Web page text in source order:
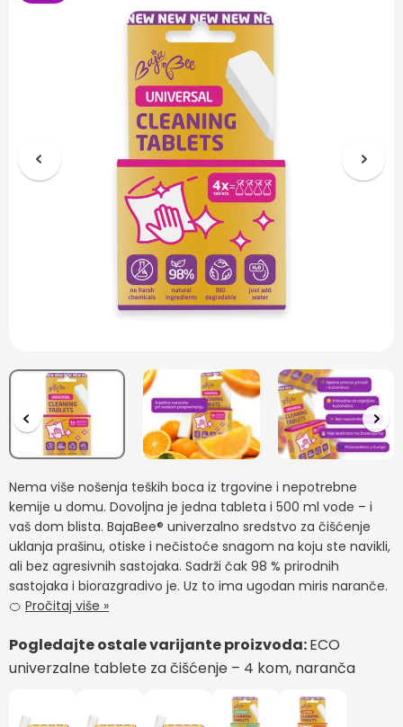
Nema više nošenja teških boca iz trgovine i nepotrebne
kemije u domu. Dovoljna je jedna tableta i 500 ml vode – i
vaš dom blista. BajaBee® univerzalno sredstvo za čišćenje
uklanja prašinu, otiske i nečistoće snagom na koju ste navikli,
ali bez agresivnih sastojaka. Sadrži čak 98 % prirodnih
sastojaka i biorazgradivo je. Uz to ima ugodan miris naranče.
🍊 Pročitaj više »
Pogledajte ostale varijante proizvoda:ECO
univerzalne tablete za čišćenje – 4 kom, naranča